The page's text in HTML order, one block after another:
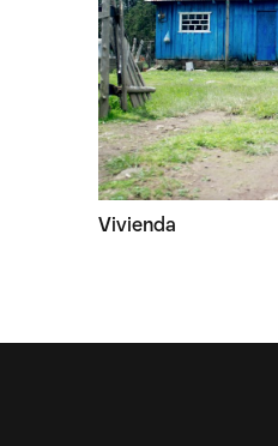
Vivienda